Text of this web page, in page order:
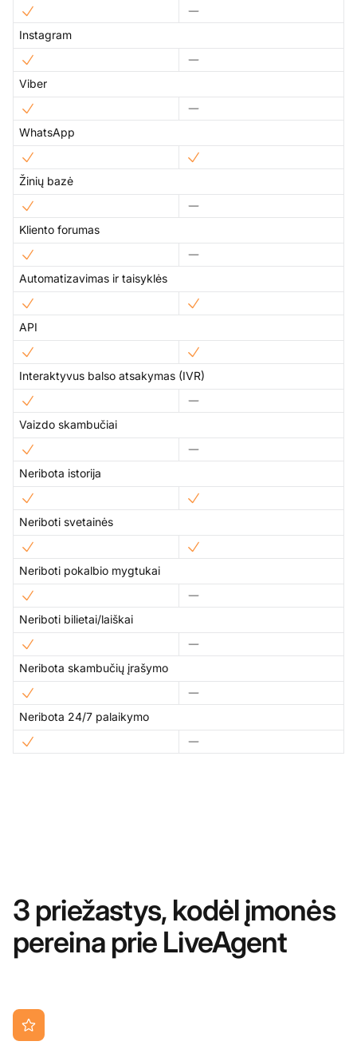
Instagram
Viber
WhatsApp
Žinių bazė
Kliento forumas
Automatizavimas ir taisyklės
API
Interaktyvus balso atsakymas (IVR)
Vaizdo skambučiai
Neribota istorija
Neriboti svetainės
Neriboti pokalbio mygtukai
Neriboti bilietai/laiškai
Neribota skambučių įrašymo
Neribota 24/7 palaikymo
3 priežastys, kodėl įmonės
pereina prie LiveAgent